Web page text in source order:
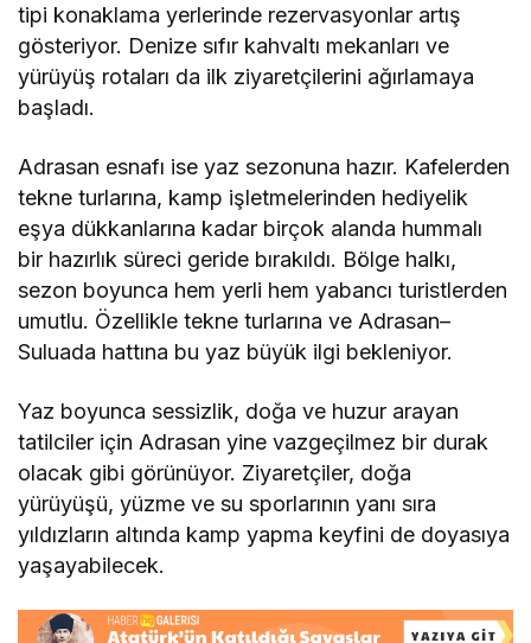
tipi konaklama yerlerinde rezervasyonlar artış
gösteriyor. Denize sıfır kahvaltı mekanları ve
yürüyüş rotaları da ilk ziyaretçilerini ağırlamaya
başladı.
Adrasan esnafı ise yaz sezonuna hazır. Kafelerden
tekne turlarına, kamp işletmelerinden hediyelik
eşya dükkanlarına kadar birçok alanda hummalı
bir hazırlık süreci geride bırakıldı. Bölge halkı,
sezon boyunca hem yerli hem yabancı turistlerden
umutlu. Özellikle tekne turlarına ve Adrasan–
Suluada hattına bu yaz büyük ilgi bekleniyor.
Yaz boyunca sessizlik, doğa ve huzur arayan
tatilciler için Adrasan yine vazgeçilmez bir durak
olacak gibi görünüyor. Ziyaretçiler, doğa
yürüyüşü, yüzme ve su sporlarının yanı sıra
yıldızların altında kamp yapma keyfini de doyasıya
yaşayabilecek.